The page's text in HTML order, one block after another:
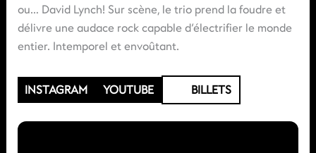
ou… David Lynch! Sur scène, le trio prend la foudre et
délivre une audace rock capable d’électrifier le monde
entier. Intemporel et envoûtant.
INSTAGRAM YOUTUBE BILLETS